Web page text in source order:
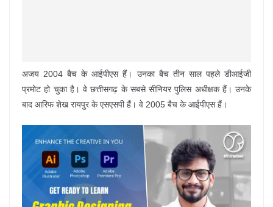
अजय 2004 बैच के आईपीएस हैं। उनका बैच तीन साल पहले डीआईजी
प्रमोट हो चुका है। वे छत्तीसगढ़ के सबसे सीनियर पुलिस अधीक्षक हैं। उनके
बाद आरिफ शेख रायपुर के एसएसपी हैं। वे 2005 बैच के आईपीएस हैं।